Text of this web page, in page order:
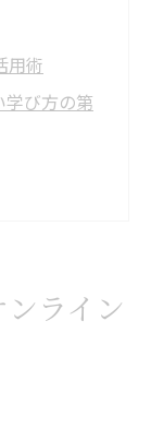
用術
び方の第
を変える
地域交流
ライン